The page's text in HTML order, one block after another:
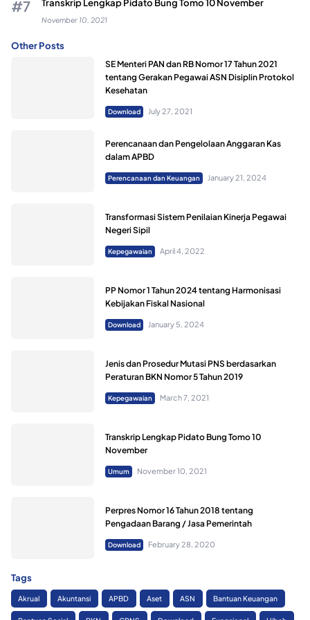
November 10, 2021
Other Posts
SE Menteri PAN dan RB Nomor 17 Tahun 2021
tentang Gerakan Pegawai ASN Disiplin Protokol
Kesehatan
Download July 27, 2021
Perencanaan dan Pengelolaan Anggaran Kas
dalam APBD
Perencanaan dan Keuangan January 21, 2024
Transformasi Sistem Penilaian Kinerja Pegawai
Negeri Sipil
Kepegawaian April 4, 2022
PP Nomor 1 Tahun 2024 tentang Harmonisasi
Kebijakan Fiskal Nasional
Download January 5, 2024
Jenis dan Prosedur Mutasi PNS berdasarkan
Peraturan BKN Nomor 5 Tahun 2019
Kepegawaian March 7, 2021
Transkrip Lengkap Pidato Bung Tomo 10
November
Umum November 10, 2021
Perpres Nomor 16 Tahun 2018 tentang
Pengadaan Barang / Jasa Pemerintah
Download February 28, 2020
Tags
Akrual Akuntansi APBD Aset ASN Bantuan Keuangan